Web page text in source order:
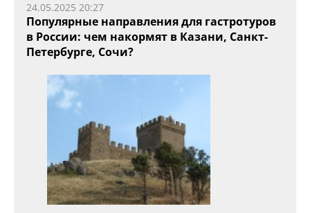
24.05.2025 20:27
Популярные направления для гастротуров
в России: чем накормят в Казани, Санкт-
Петербурге, Сочи?